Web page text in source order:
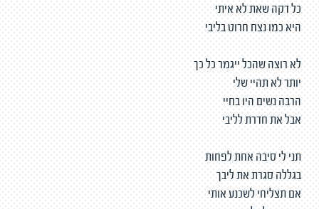
כל דקה שאת לא איתי
היא כמו נצח חרוט בליבי
לא רוצה שהכל ייגמר כל כך
יותר לא תהיי שלי
הרבה נשים היו בחיי
אבל את חדרת לליבי
תני לי סיבה אחת לפחות
בגללה סגרת את ליבך
אם תצליחי לשכנע אותי